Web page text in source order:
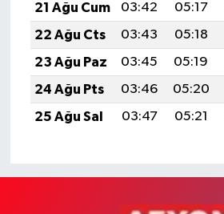
21 Ağu Cum
03:42 05:17
22 Ağu Cts
03:43 05:18
23 Ağu Paz
03:45 05:19
24 Ağu Pts
03:46 05:20
25 Ağu Sal
03:47 05:21